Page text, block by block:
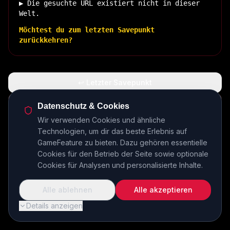
▶ Die gesuchte URL existiert nicht in dieser
Welt.
Möchtest du zum letzten Savepunkt
zurückkehren?
🏠 Zurück zur Basis
INSERT COIN TO CONTINUE...
Datenschutz & Cookies
Wir verwenden Cookies und ähnliche
Technologien, um dir das beste Erlebnis auf
GameFeature zu bieten. Dazu gehören essentielle
Cookies für den Betrieb der Seite sowie optionale
Cookies für Analysen und personalisierte Inhalte.
Details anzeigen
Alle ablehnen Alle akzeptieren